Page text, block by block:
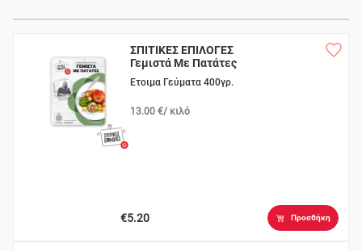
ΣΠΙΤΙΚΕΣ ΕΠΙΛΟΓΕΣ
Γεμιστά Με Πατάτες
Ετοιμα Γεύματα 400γρ.
13.00 €/ κιλό
€5.20 Προσθήκη